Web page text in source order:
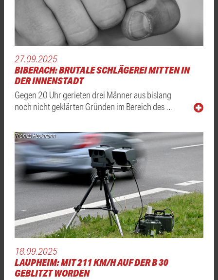
27.09.2025
BIBERACH: BRUTALE SCHLÄGEREI MITTEN IN
DER INNENSTADT
Gegen 20 Uhr gerieten drei Männer aus bislang
noch nicht geklärten Gründen im Bereich des …
Thomas Heckmann
18.09.2025
LAUPHEIM: MIT 211 KM/H AUF DER B 30
GEBLITZT WORDEN